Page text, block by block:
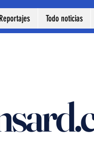
Reportajes Todo noticias